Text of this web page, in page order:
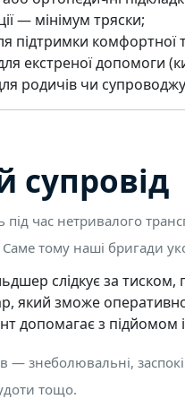
— мінімум тряски;
підтримки комфортної
екстреної допомоги
родичів чи
час нетривалого
тому наші бригади
слідкує за
який зможе
допомагає з підйомом
— знеболювальні,
тощо.